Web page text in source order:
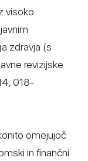
visoko
zdravja (s
revizijske
018-
omejujoč
in finančni